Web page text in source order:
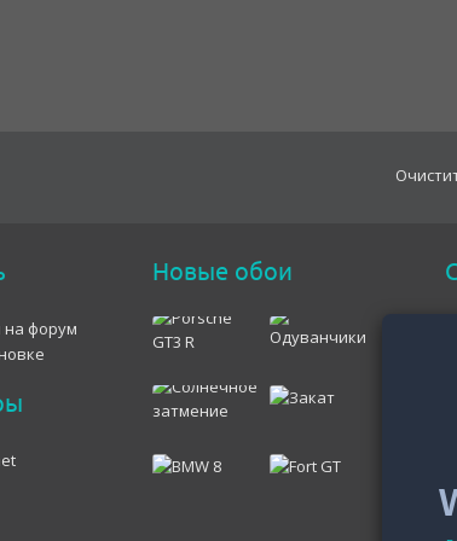
на форум
Новые обои